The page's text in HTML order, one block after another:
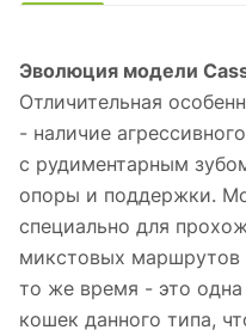
Эволюция модели
Отличительная
- наличие
с рудиментарным
опоры и поддержки.
специально для
микстовых
то же время - это
кошек данного типа,